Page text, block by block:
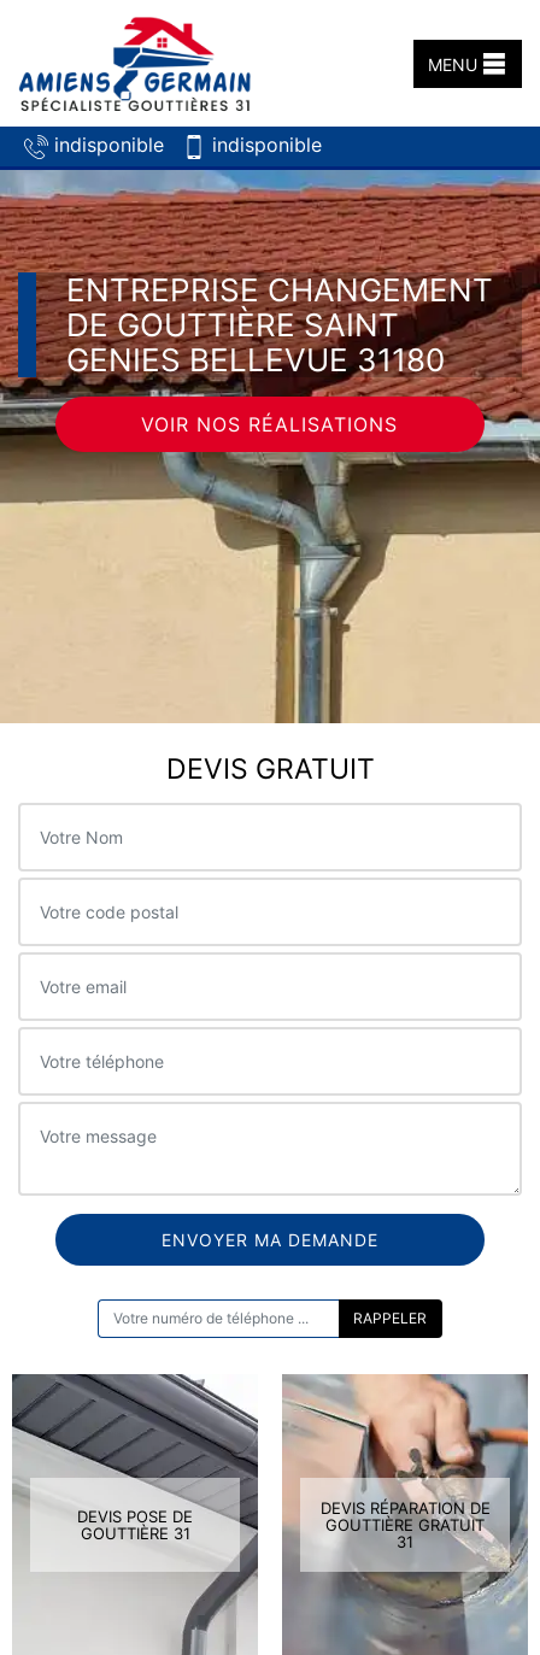
indisponible indisponible
MENU
ENTREPRISE CHANGEMENT
DE GOUTTIÈRE SAINT
GENIES BELLEVUE 31180
VOIR NOS RÉALISATIONS
DEVIS GRATUIT
DEVIS POSE DE
GOUTTIÈRE 31
DEVIS RÉPARATION DE
GOUTTIÈRE GRATUIT
31